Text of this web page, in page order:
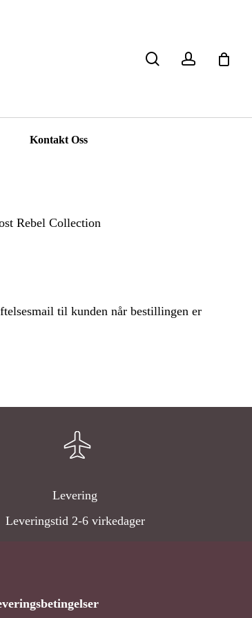
Kontakt Oss
Rebel Collection
til kunden når bestillingen er
Levering
Leveringstid 2-6 virkedager